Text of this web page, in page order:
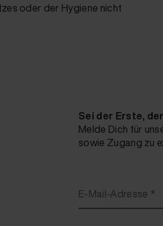
oder der Hygiene nicht
Sei der Erste,
Melde Dich für
sowie Zugang zu
E-Mail-Adresse *